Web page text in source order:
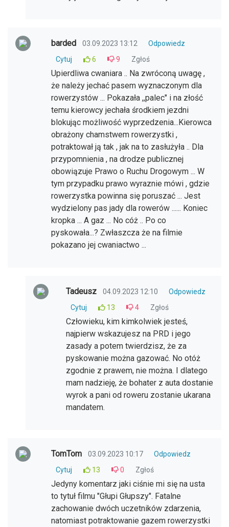
barded 03.09.2023 13:12
Odpowiedz
Cytuj
6 9 Zgłoś
Upierdliwa cwaniara .. Na zwróconą uwagę ,
że należy jechać pasem wyznaczonym dla
rowerzystów ... Pokazała ,,palec" i na złość
temu kierowcy jechała środkiem jezdni
blokując możliwość wyprzedzenia...Kierowca
obrażony chamstwem rowerzystki ,
potraktował ją tak , jak na to zasłużyła .. Dla
przypomnienia , na drodze publicznej
obowiązuje Prawo o Ruchu Drogowym ... W
tym przypadku prawo wyraznie mówi , gdzie
rowerzystka powinna się poruszać ... Jest
wydzielony pas jady dla rowerów ...... Koniec
kropka ... A gaz ... No cóż .. Po co
pyskowała...? Zwłaszcza że na filmie
pokazano jej cwaniactwo ...
Tadeusz 04.09.2023 12:10
Odpowiedz
Cytuj
13 4 Zgłoś
Człowieku, kim kimkolwiek jesteś,
najpierw wskazujesz na PRD i jego
zasady a potem twierdzisz, że za
pyskowanie można gazować. No otóż
zgodnie z prawem, nie można. I dlatego
mam nadzieję, że bohater z auta dostanie
wyrok a pani od roweru zostanie ukarana
mandatem.
TomTom 03.09.2023 10:17
Odpowiedz
Cytuj
13 0 Zgłoś
Jedyny komentarz jaki ciśnie mi się na usta
to tytuł filmu "Głupi Głupszy". Fatalne
zachowanie dwóch uczetników zdarzenia,
natomiast potraktowanie gazem rowerzystki